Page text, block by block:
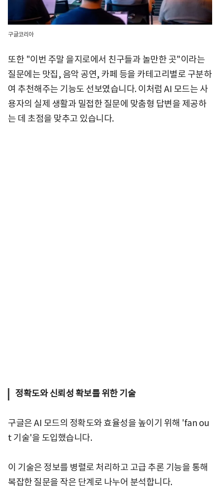
구글코리아
또한 "이번 주말 을지로에서 친구들과 놀만한 곳"이라는
질문에는 맛집, 음악 공연, 카페 등을 카테고리별로 구분하
여 추천해주는 기능도 선보였습니다. 이처럼 AI 모드는 사
용자의 실제 생활과 밀접한 질문에 맞춤형 답변을 제공하
는 데 초점을 맞추고 있습니다.
정확도와 신뢰성 확보를 위한 기술
구글은 AI 모드의 정확도와 효율성을 높이기 위해 'fan ou
t 기술'을 도입했습니다.
이 기술은 정보를 병렬로 처리하고 고급 추론 기능을 통해
복잡한 질문을 작은 단계로 나누어 분석합니다.